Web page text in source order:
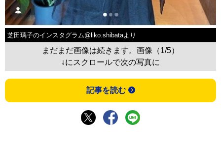
芝田璃子のインスタグラム@liko.shibataより
まだまだ画像は続きます。画像（1/5）
↓にスクロールで次の写真に
記事を読む